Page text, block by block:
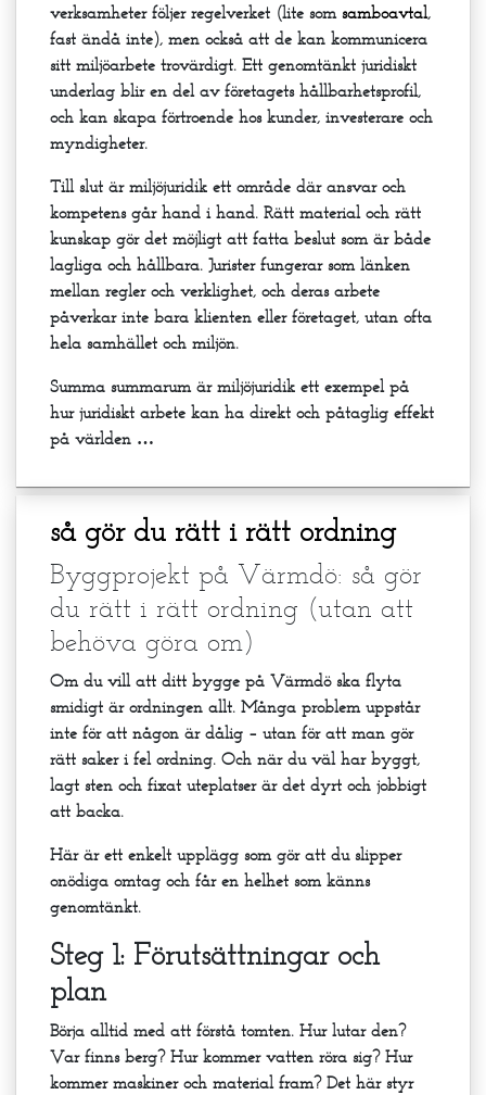
verksamheter följer regelverket (lite som samboavtal,
fast ändå inte), men också att de kan kommunicera
sitt miljöarbete trovärdigt. Ett genomtänkt juridiskt
underlag blir en del av företagets hållbarhetsprofil,
och kan skapa förtroende hos kunder, investerare och
myndigheter.
Till slut är miljöjuridik ett område där ansvar och
kompetens går hand i hand. Rätt material och rätt
kunskap gör det möjligt att fatta beslut som är både
lagliga och hållbara. Jurister fungerar som länken
mellan regler och verklighet, och deras arbete
påverkar inte bara klienten eller företaget, utan ofta
hela samhället och miljön.
Summa summarum är miljöjuridik ett exempel på
hur juridiskt arbete kan ha direkt och påtaglig effekt
på världen …
så gör du rätt i rätt ordning
Byggprojekt på Värmdö: så gör
du rätt i rätt ordning (utan att
behöva göra om)
Om du vill att ditt bygge på Värmdö ska flyta
smidigt är ordningen allt. Många problem uppstår
inte för att någon är dålig – utan för att man gör
rätt saker i fel ordning. Och när du väl har byggt,
lagt sten och fixat uteplatser är det dyrt och jobbigt
att backa.
Här är ett enkelt upplägg som gör att du slipper
onödiga omtag och får en helhet som känns
genomtänkt.
Steg 1: Förutsättningar och
plan
Börja alltid med att förstå tomten. Hur lutar den?
Var finns berg? Hur kommer vatten röra sig? Hur
kommer maskiner och material fram? Det här styr